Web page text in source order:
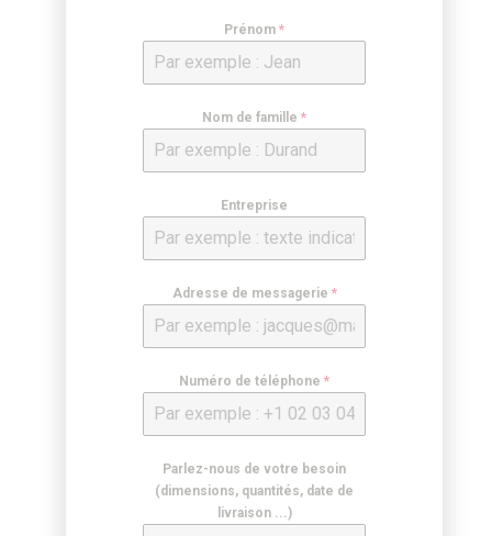
Prénom *
Nom de famille *
Entreprise
Adresse de messagerie *
Numéro de téléphone *
Parlez-nous de votre besoin
(dimensions, quantités, date de
livraison ...)